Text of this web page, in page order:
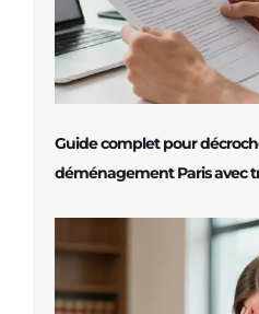
Guide complet pour
déménagement Paris avec